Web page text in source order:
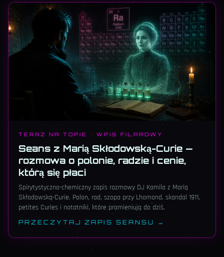
TERAZ NA TOPIE · WPIS FILAROWY
Seans z Marią Skłodowską-Curie —
rozmowa o polonie, radzie i cenie,
którą się płaci
Spirytystyczno-chemiczny zapis rozmowy DJ Kamila z Marią
Skłodowską-Curie. Polon, rad, szopa przy Lhomond, skandal 1911,
petites Curies i notatniki, które promieniują do dziś.
PRZECZYTAJ ZAPIS SEANSU →